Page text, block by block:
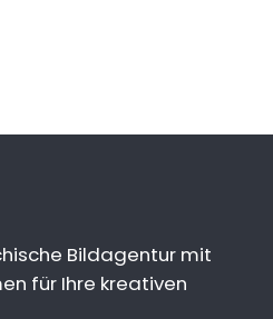
Bildagentur mit
für Ihre kreativen